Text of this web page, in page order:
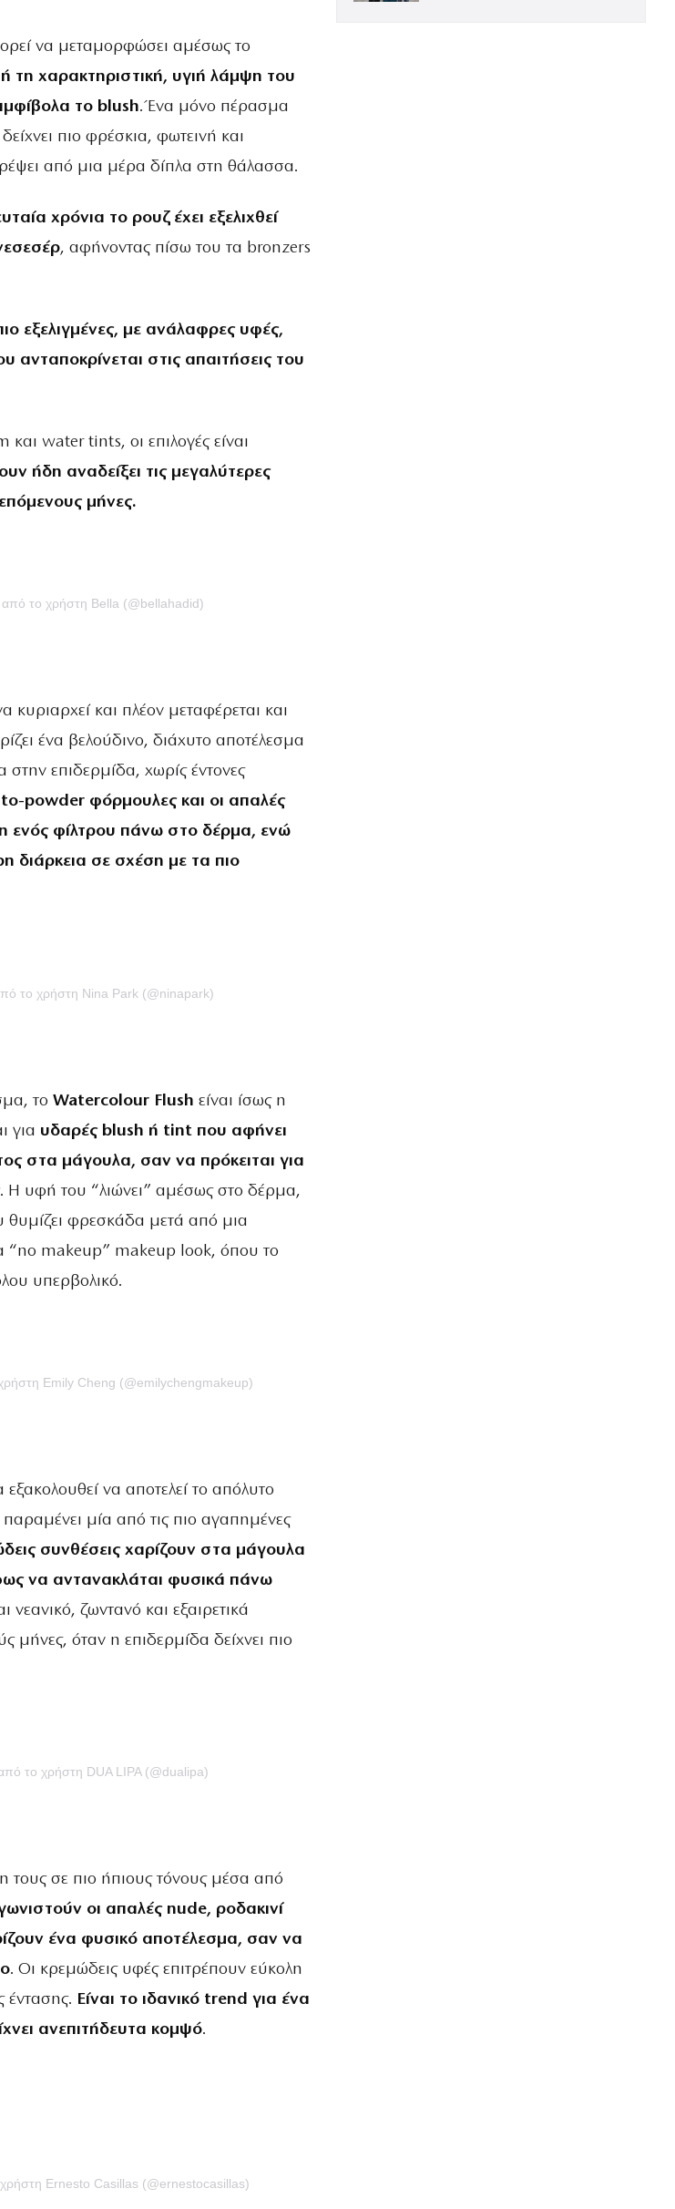
να μεταμορφώσει αμέσως το
τη χαρακτηριστική, υγιή λάμψη του
το blush. Ένα μόνο πέρασμα
πιο φρέσκια, φωτεινή και
από μια μέρα δίπλα στη θάλασσα.
χρόνια το ρουζ έχει εξελιχθεί
, αφήνοντας πίσω του τα bronzers
εξελιγμένες, με ανάλαφρες υφές,
ανταποκρίνεται στις απαιτήσεις του
water tints, οι επιλογές είναι
ήδη αναδείξει τις μεγαλύτερες
μήνες.
από το χρήστη Bella (@bellahadid)
κυριαρχεί και πλέον μεταφέρεται και
ένα βελούδινο, διάχυτο αποτέλεσμα
επιδερμίδα, χωρίς έντονες
powder φόρμουλες και οι απαλές
ενός φίλτρου πάνω στο δέρμα, ενώ
διάρκεια σε σχέση με τα πιο
από το χρήστη Nina Park (@ninapark)
το Watercolour Flush είναι ίσως η
για υδαρές blush ή tint που αφήνει
στα μάγουλα, σαν να πρόκειται για
. Η υφή του “λιώνει” αμέσως στο δέρμα,
θυμίζει φρεσκάδα μετά από μια
“no makeup” makeup look, όπου το
υπερβολικό.
χρήστη Emily Cheng (@emilychengmakeup)
να αποτελεί το απόλυτο
παραμένει μία από τις πιο αγαπημένες
συνθέσεις χαρίζουν στα μάγουλα
να αντανακλάται φυσικά πάνω
νεανικό, ζωντανό και εξαιρετικά
μήνες, όταν η επιδερμίδα δείχνει πιο
από το χρήστη DUA LIPA (@dualipa)
τους σε πιο ήπιους τόνους μέσα από
οι απαλές nude, ροδακινί
ένα φυσικό αποτέλεσμα, σαν να
. Οι κρεμώδεις υφές επιτρέπουν εύκολη
έντασης. Είναι το ιδανικό trend για ένα
ανεπιτήδευτα κομψό.
χρήστη Ernesto Casillas (@ernestocasillas)